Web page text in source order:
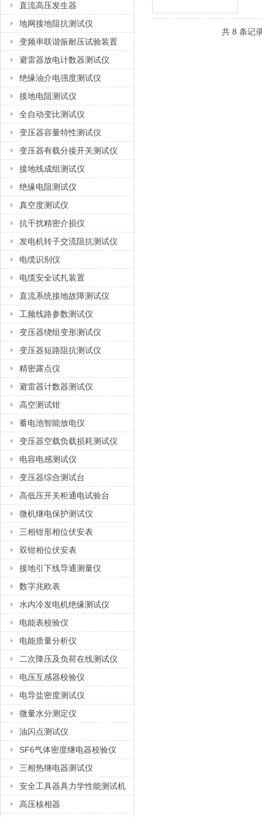
直流高压发生器
地网接地阻抗测试仪
变频串联谐振耐压试验装置
避雷器放电计数器测试仪
绝缘油介电强度测试仪
接地电阻测试仪
全自动变比测试仪
变压器容量特性测试仪
变压器有载分接开关测试仪
接地线成组测试仪
绝缘电阻测试仪
真空度测试仪
抗干扰精密介损仪
发电机转子交流阻抗测试仪
电缆识别仪
电缆安全试扎装置
直流系统接地故障测试仪
工频线路参数测试仪
变压器绕组变形测试仪
变压器短路阻抗测试仪
精密露点仪
避雷器计数器测试仪
高空测试钳
蓄电池智能放电仪
变压器空载负载损耗测试仪
电容电感测试仪
变压器综合测试台
高低压开关柜通电试验台
微机继电保护测试仪
三相钳形相位伏安表
双钳相位伏安表
接地引下线导通测量仪
数字兆欧表
水内冷发电机绝缘测试仪
电能表校验仪
电能质量分析仪
二次降压及负荷在线测试仪
电压互感器校验仪
电导盐密度测试仪
微量水分测定仪
油闪点测试仪
SF6气体密度继电器校验仪
三相热继电器测试仪
安全工具器具力学性能测试机
高压核相器
共 8 条记